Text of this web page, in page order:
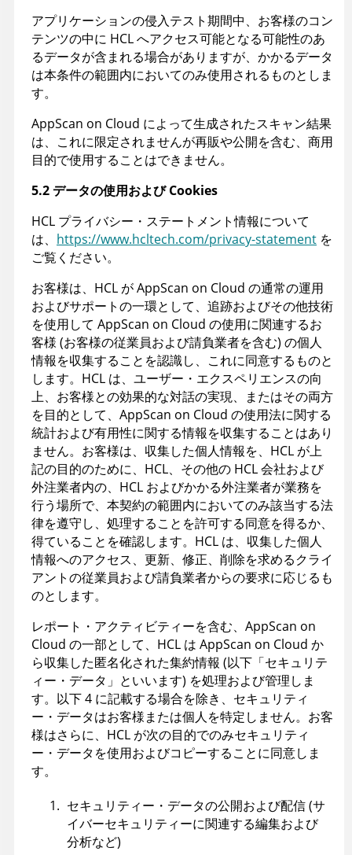
アプリケーションの侵入テスト期間中、お客様のコン
テンツの中に HCL へアクセス可能となる可能性のあ
るデータが含まれる場合がありますが、かかるデータ
は本条件の範囲内においてのみ使用されるものとしま
す。
AppScan on Cloud によって生成されたスキャン結果
は、これに限定されませんが再販や公開を含む、商用
目的で使用することはできません。
5.2 データの使用および Cookies
HCL プライバシー・ステートメント情報について
は、 https://www.hcltech.com/privacy-statement を
ご覧ください。
お客様は、HCL が AppScan on Cloud の通常の運用
およびサポートの一環として、追跡およびその他技術
を使用して AppScan on Cloud の使用に関連するお
客様 (お客様の従業員および請負業者を含む) の個人
情報を収集することを認識し、これに同意するものと
します。HCL は、ユーザー・エクスペリエンスの向
上、お客様との効果的な対話の実現、またはその両方
を目的として、AppScan on Cloud の使用法に関する
統計および有用性に関する情報を収集することはあり
ません。お客様は、収集した個人情報を、HCL が上
記の目的のために、HCL、その他の HCL 会社および
外注業者内の、HCL およびかかる外注業者が業務を
行う場所で、本契約の範囲内においてのみ該当する法
律を遵守し、処理することを許可する同意を得るか、
得ていることを確認します。HCL は、収集した個人
情報へのアクセス、更新、修正、削除を求めるクライ
アントの従業員および請負業者からの要求に応じるも
のとします。
レポート・アクティビティーを含む、AppScan on
Cloud の一部として、HCL は AppScan on Cloud か
ら収集した匿名化された集約情報 (以下「セキュリテ
ィー・データ」といいます) を処理および管理しま
す。以下 4 に記載する場合を除き、セキュリティ
ー・データはお客様または個人を特定しません。お客
様はさらに、HCL が次の目的でのみセキュリティ
ー・データを使用およびコピーすることに同意しま
す。
セキュリティー・データの公開および配信 (サ
イバーセキュリティーに関連する編集および
分析など)